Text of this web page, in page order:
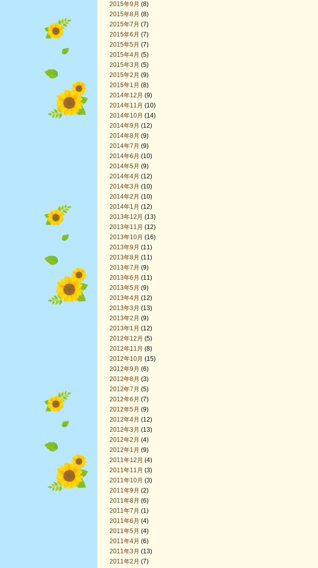
2015年9月 (8)
2015年8月 (8)
2015年7月 (7)
2015年6月 (7)
2015年5月 (7)
2015年4月 (5)
2015年3月 (5)
2015年2月 (9)
2015年1月 (8)
2014年12月 (9)
2014年11月 (10)
2014年10月 (14)
2014年9月 (12)
2014年8月 (9)
2014年7月 (9)
2014年6月 (10)
2014年5月 (9)
2014年4月 (12)
2014年3月 (10)
2014年2月 (10)
2014年1月 (12)
2013年12月 (13)
2013年11月 (12)
2013年10月 (16)
2013年9月 (11)
2013年8月 (11)
2013年7月 (9)
2013年6月 (11)
2013年5月 (9)
2013年4月 (12)
2013年3月 (13)
2013年2月 (9)
2013年1月 (12)
2012年12月 (5)
2012年11月 (8)
2012年10月 (15)
2012年9月 (6)
2012年8月 (3)
2012年7月 (5)
2012年6月 (7)
2012年5月 (9)
2012年4月 (12)
2012年3月 (13)
2012年2月 (4)
2012年1月 (9)
2011年12月 (4)
2011年11月 (3)
2011年10月 (3)
2011年9月 (2)
2011年8月 (6)
2011年7月 (1)
2011年6月 (4)
2011年5月 (4)
2011年4月 (6)
2011年3月 (13)
2011年2月 (7)